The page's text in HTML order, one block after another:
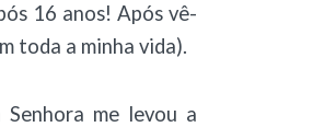
16 anos! Após vê-
toda a minha vida).
me levou a